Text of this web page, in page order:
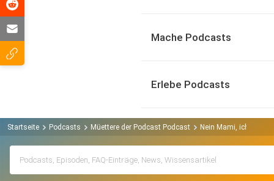
Mache Podcasts
Erlebe Podcasts
Startseite Podcasts Müettere der Podcast Podcast Nein Mami, ich will